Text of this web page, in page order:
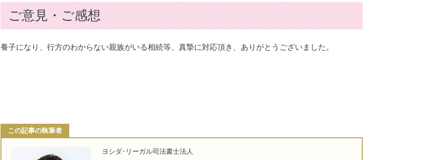
ご意見・ご感想
養子になり、行方のわからない親族がいる相続等、真摯に対応頂き、ありがとうございました。
この記事の執筆者
ヨシダ･リーガル司法書士法人